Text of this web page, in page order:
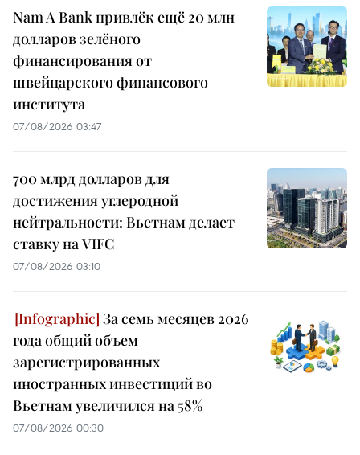
Nam A Bank привлёк ещё 20 млн
долларов зелёного
финансирования от
швейцарского финансового
института
07/08/2026 03:47
700 млрд долларов для
достижения углеродной
нейтральности: Вьетнам делает
ставку на VIFC
07/08/2026 03:10
За семь месяцев 2026
года общий объем
зарегистрированных
иностранных инвестиций во
Вьетнам увеличился на 58%
07/08/2026 00:30